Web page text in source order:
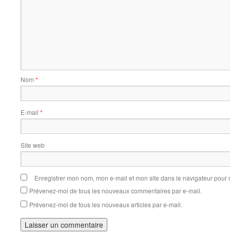
Nom *
E-mail *
Site web
Enregistrer mon nom, mon e-mail et mon site dans le navigateur
Prévenez-moi de tous les nouveaux commentaires par e-mail.
Prévenez-moi de tous les nouveaux articles par e-mail.